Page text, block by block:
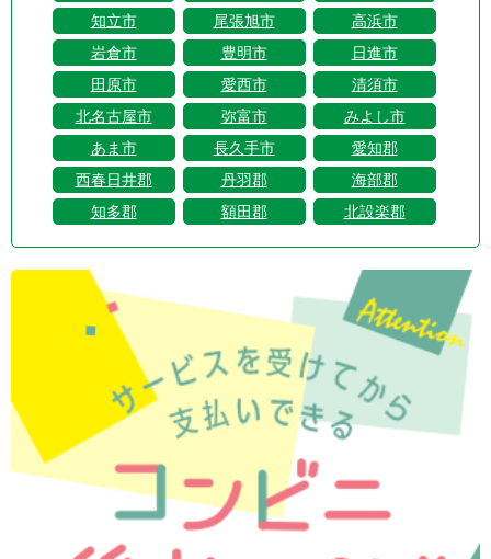
知立市
尾張旭市
高浜市
岩倉市
豊明市
日進市
田原市
愛西市
清須市
北名古屋市
弥富市
みよし市
あま市
長久手市
愛知郡
西春日井郡
丹羽郡
海部郡
知多郡
額田郡 北設楽郡